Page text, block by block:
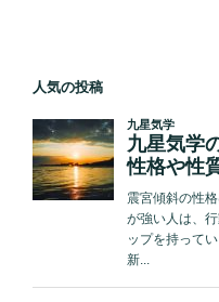
人気の投稿